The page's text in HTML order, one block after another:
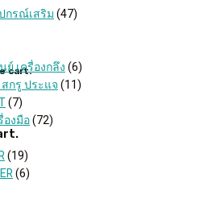
cart.
กรณ์เสริม(47)
ย์ เครื่องกลึง(6)
สกรู ประแจ(11)
(7)
องมือ(72)
(19)
(6)